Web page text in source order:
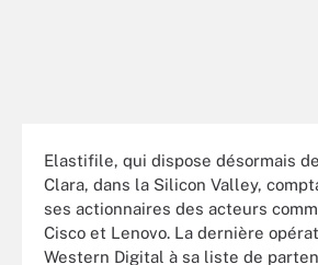
Elastifile, qui dispose désormais
Clara, dans la Silicon Valley,
ses actionnaires des acteurs
Cisco et Lenovo. La dernière
Western Digital à sa liste de